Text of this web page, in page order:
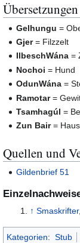
Übersetzungen
Gelhungu =
Gjer= Filzzelt
IlbeschWána =
Nochoi = Hund
OdunWána =
Ramotar=
Tsamhagúl =
Zun Bair=
Quellen und
Gildenbrief 51
↑ Smaskrifter
Kategorien: Stub